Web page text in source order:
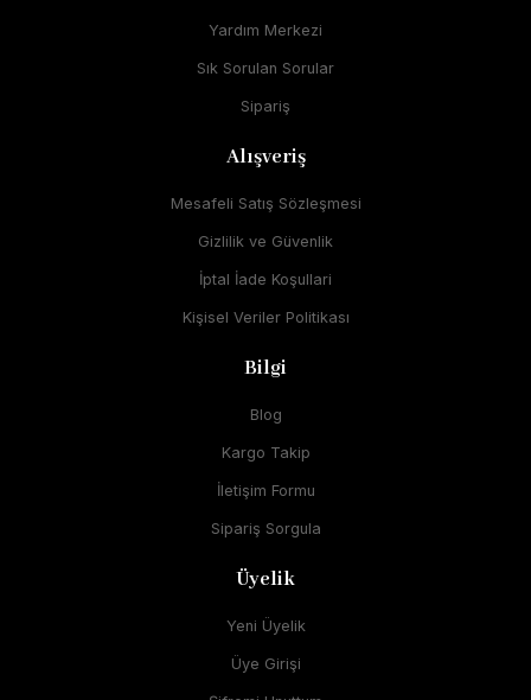
Yardım Merkezi
Sık Sorulan Sorular
Sipariş
Alışveriş
Mesafeli Satış Sözleşmesi
Gizlilik ve Güvenlik
İptal İade Koşullari
Kişisel Veriler Politikası
Bilgi
Blog
Kargo Takip
İletişim Formu
Sipariş Sorgula
Üyelik
Yeni Üyelik
Üye Girişi